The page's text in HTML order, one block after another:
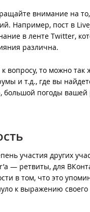
внимание на
Например, пост в
в ленте Twitter,
различна.
к вопросу, то можно
и т.д., где вы
погоды вашей
участия других
— ретвиты, для
в том, что это
к выражению